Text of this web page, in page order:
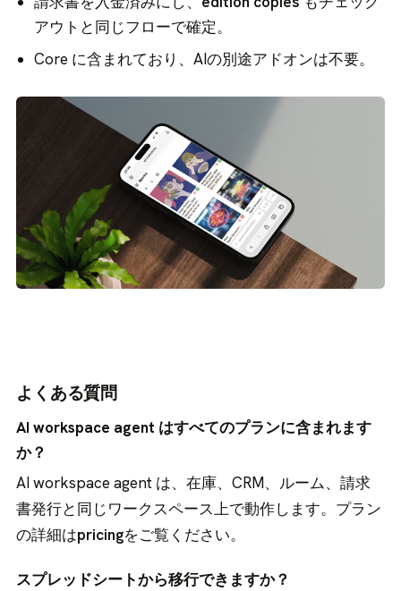
アウトと同じフローで確定。
Core に含まれており、AIの別途アドオンは不要。
よくある質問
AI workspace agent はすべてのプランに含まれます
か？
AI workspace agent は、在庫、CRM、ルーム、請求
書発行と同じワークスペース上で動作します。プラン
の詳細はpricingをご覧ください。
スプレッドシートから移行できますか？